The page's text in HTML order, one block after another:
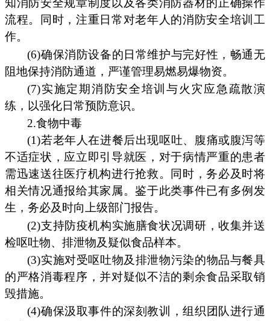
知消防安全规章制度以及各类消防器材的正确操作
流程。同时，注重日常对老年人的消防安全培训工
作。
(6)确保消防设备的日常维护与完好性，畅通无
阻地保持消防通道，严谨管理易燃易爆物资。
(7)实施定期消防安全培训与火灾应急疏散演
练，以强化日常预防意识。
2.食物中毒
(1)若老年人在进餐后出现呕吐、腹痛或腹泻等
不适症状，应立即引导就医，对于病情严重的患者
需迅速送往医疗机构进行抢救。同时，务必及时将
相关情况通报给其家属。鉴于此类事件已有多例发
生，务必及时向上级部门报告。
(2)支持防疫机构实施膳食状况调研，收集并送
检呕吐物、排泄物及疑似食品样本。
(3)实施对受呕吐物及排泄物污染的物品与餐具
的严格消毒程序，并对疑似不洁的剩余食品采取销
毁措施。
(4)确保汲取事件的深刻教训，组织团队进行通